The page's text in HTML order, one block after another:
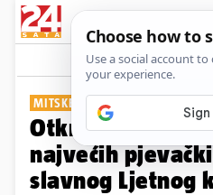
MITSKE MELODIJE JADRANA
Otkrivamo
najvećih
slavnog Ljetnog